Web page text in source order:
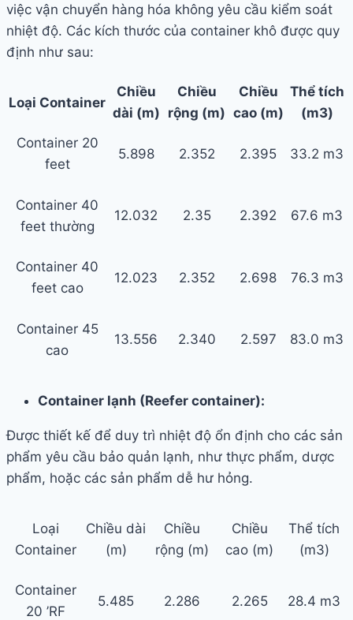
việc vận chuyển hàng hóa không yêu cầu kiểm soát
nhiệt độ. Các kích thước của container khô được quy
định như sau:
Loại Container
Chiều
dài (m)
Chiều
rộng (m)
Chiều
cao (m)
Thể tích
(m3)
Container 20
feet
5.898 2.352 2.395 33.2 m3
Container 40
feet thường
12.032 2.35 2.392 67.6 m3
Container 40
feet cao
12.023 2.352 2.698 76.3 m3
Container 45
cao
13.556 2.340 2.597 83.0 m3
Container lạnh (Reefer container):
Được thiết kế để duy trì nhiệt độ ổn định cho các sản
phẩm yêu cầu bảo quản lạnh, như thực phẩm, dược
phẩm, hoặc các sản phẩm dễ hư hỏng.
Loại
Container
Chiều dài
(m)
Chiều
rộng (m)
Chiều
cao (m)
Thể tích
(m3)
Container
20 ’RF
5.485 2.286 2.265 28.4 m3